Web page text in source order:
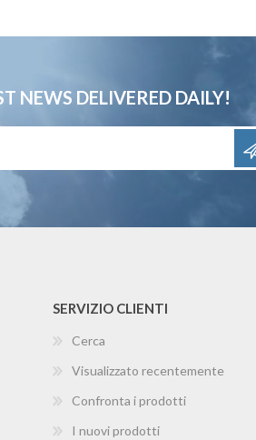
NEWS DELIVERED DAILY!
SERVIZIO CLIENTI
Cerca
Visualizzato recentemente
Confronta i prodotti
I nuovi prodotti